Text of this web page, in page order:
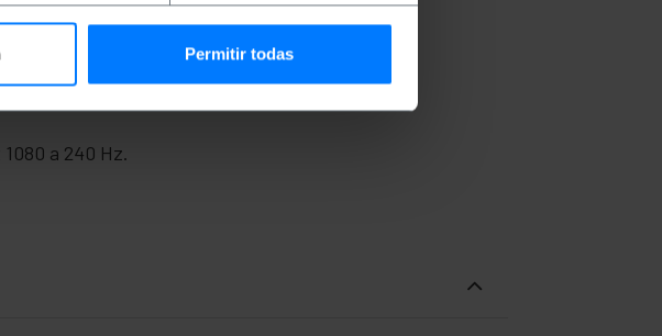
Permitir todas
cavo o una porta HDMI a una sorgente video
a 240 Hz.